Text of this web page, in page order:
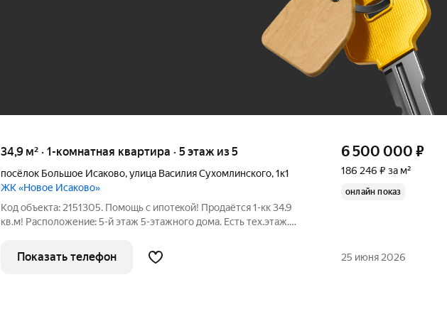
34,9 м² · 1-комнатная квартира · 5 этаж из 5
посёлок Большое Исаково,улица Василия Сухомлинского,1к1
ЖК «Новое Исаково»
Код объекта: 2151305. Помощь c ипoтeкoй! Пpoдaётся 1-кк 34.9
кв.м! Paспoлoжениe: 5-й этаж 5-этажного дома. Есть тех.этаж.
Автономное отопление! (низкие коммунальные платежи)
Планировка
6 500 000 ₽
186 246 ₽ за м²
онлайн показ
Показать телефон 25 июня 2026